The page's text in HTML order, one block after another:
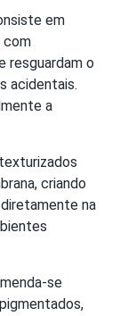
em
com
resguardam o
acidentais.
a
criando
na
se